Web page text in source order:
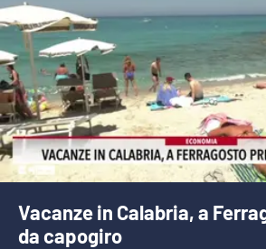
Vacanze in Calabria, a
da capogiro